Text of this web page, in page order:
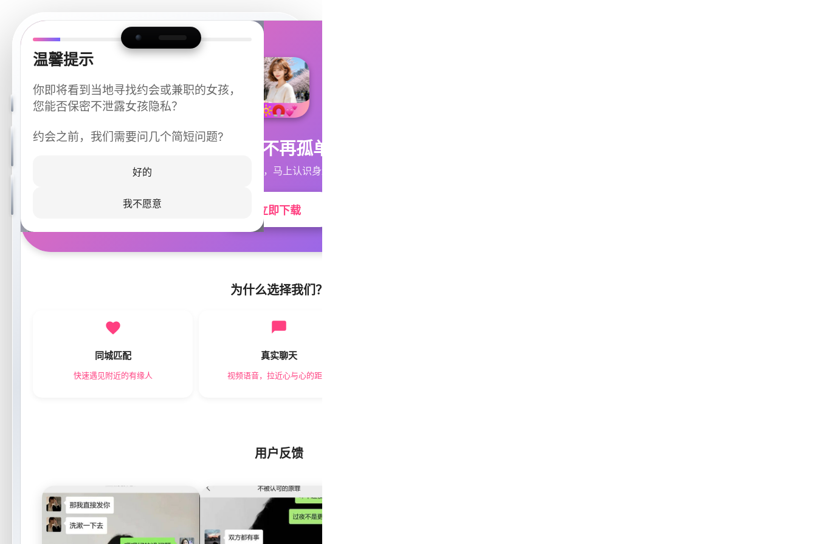
温馨提示
你即将看到当地寻找约会或兼职的女孩，
您能否保密不泄露女孩隐私？
约会之前，我们需要问几个简短问题?
好的
我不愿意
今晚不再孤单
同城快速匹配，马上认识身边的TA
立即下载
为什么选择我们？
同城匹配
快速遇见附近的有缘人
真实聊天
视频语音，拉近心与心的距离
用户反馈